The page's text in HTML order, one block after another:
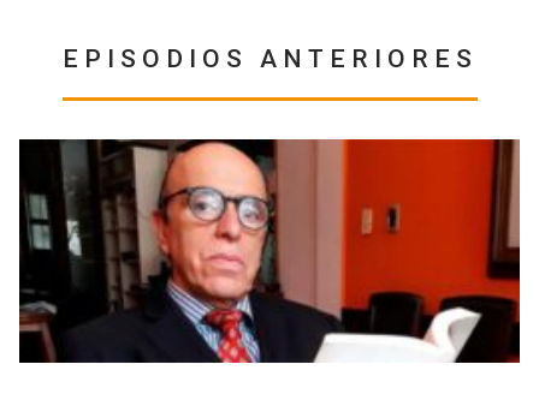
EPISODIOS ANTERIORES